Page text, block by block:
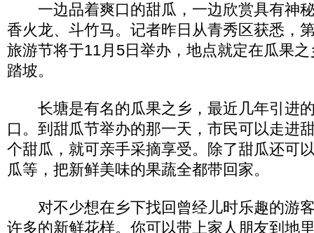
一边品着爽口的甜瓜，一边欣赏具有神
香火龙、斗竹马。记者昨日从青秀区获悉，
旅游节将于11月5日举办，地点就定在瓜果
踏坡。
长塘是有名的瓜果之乡，最近几年引进
口。到甜瓜节举办的那一天，市民可以走进
个甜瓜，就可亲手采摘享受。除了甜瓜还可
瓜等，把新鲜美味的果蔬全都带回家。
对不少想在乡下找回曾经儿时乐趣的游
许多的新鲜花样。你可以带上家人朋友到地